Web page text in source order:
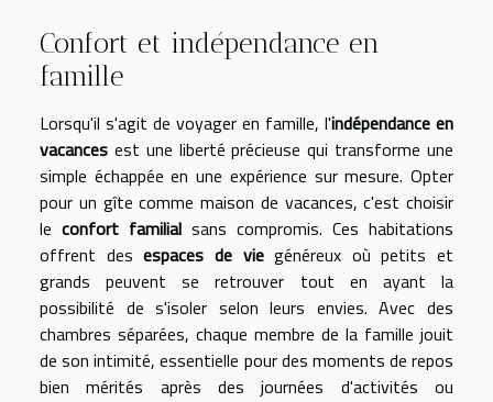
Confort et indépendance en
famille
Lorsqu'il s'agit de voyager en famille, l'indépendance en
vacances est une liberté précieuse qui transforme une
simple échappée en une expérience sur mesure. Opter
pour un gîte comme maison de vacances, c'est choisir
le confort familial sans compromis. Ces habitations
offrent desespaces de viegénéreux où petits et
grands peuvent se retrouver tout en ayant la
possibilité de s'isoler selon leurs envies. Avec des
chambres séparées, chaque membre de la famille jouit
de son intimité, essentielle pour des moments de repos
bien mérités après des journées d'activités ou